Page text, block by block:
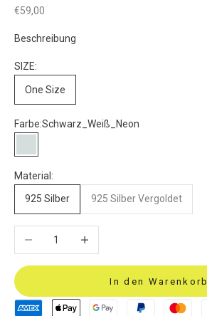
Angebot
€59,00
Beschreibung
SIZE:
One Size
Farbe:Schwarz_Weiß_Neon
Schwarz_Weiß_Neon
Material:
925 Silber 925 Silber Vergoldet
Anzahl verringern
In den Warenkorb